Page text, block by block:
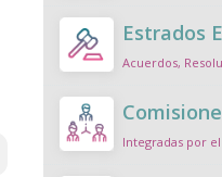
Estrados
Acuerdos,
Integradas por